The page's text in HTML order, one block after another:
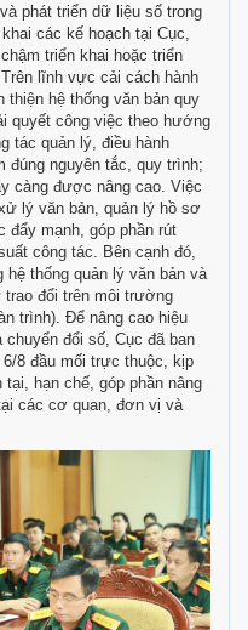
phát triển dữ liệu số trong
các kế hoạch tại Cục,
triển khai hoặc triển
lĩnh vực cải cách hành
thiện hệ thống văn bản quy
quyết công việc theo hướng
tác quản lý, điều hành
đúng nguyên tắc, quy trình;
càng được nâng cao. Việc
lý văn bản, quản lý hồ sơ
đẩy mạnh, góp phần rút
công tác. Bên cạnh đó,
thống quản lý văn bản và
trao đổi trên môi trường
trình). Để nâng cao hiệu
đổi số, Cục đã ban
8 đầu mối trực thuộc, kịp
hạn chế, góp phần nâng
các cơ quan, đơn vị và